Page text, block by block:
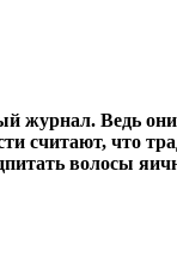
Ведь
считают, что
волосы